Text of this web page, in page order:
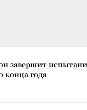
завершит
конца года